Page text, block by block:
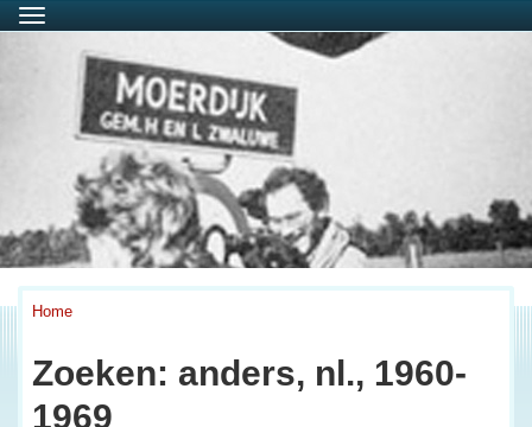
Menu
Home
Zoeken: anders, nl., 1960-
1969